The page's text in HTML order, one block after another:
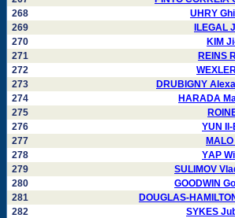
268
UHRY
269
ILEGAL
270
KIM
271
REINS
272
273
DRUBIGNY
274
HARADA
275
276
YUN
277
278
YAP
279
SULIMOV
280
GOODWIN
281
DOUGLAS-
282
SYKES